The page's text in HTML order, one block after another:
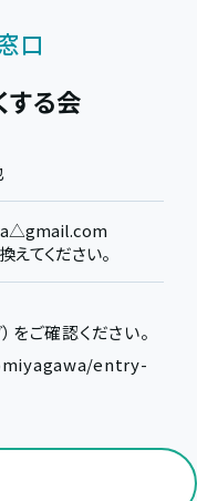
口
する会
てください。
をご確認ください。
entry-